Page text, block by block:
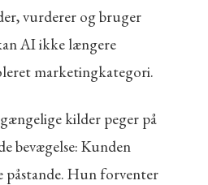
vurderer og bruger
AI ikke længere
marketingkategori.
kilder peger på
bevægelse: Kunden
påstande. Hun forventer